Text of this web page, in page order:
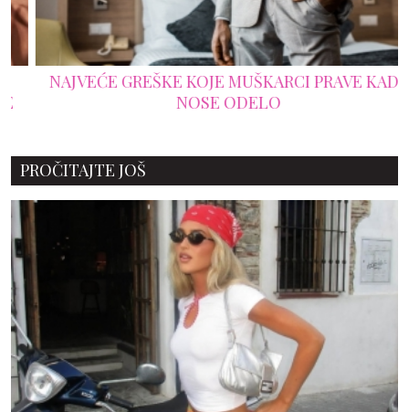
NAJVEĆE GREŠKE KOJE MUŠKARCI PRAVE KADA
NOSE ODELO
PROČITAJTE JOŠ